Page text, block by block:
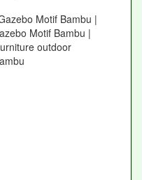
Motif Bambu |
Motif Bambu |
outdoor